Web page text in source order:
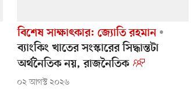
বিশেষ সাক্ষাৎকার: জ্যোতি রহমান
ব্যাংকিং খাতের সংস্কারের সিদ্ধান্তটা
অর্থনৈতিক নয়, রাজনৈতিক
০২ আগস্ট ২০২৬